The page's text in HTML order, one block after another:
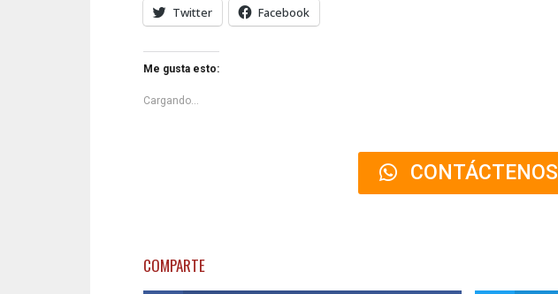
Twitter Facebook
Me gusta esto:
Cargando...
CONTÁCTENOS
COMPARTE